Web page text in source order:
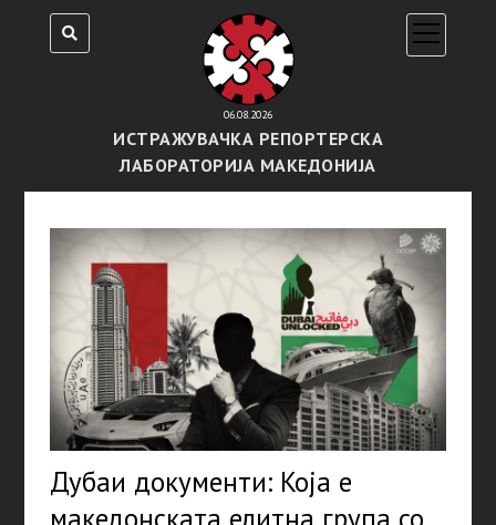
06.08.2026
ИСТРАЖУВАЧКА РЕПОРТЕРСКА
ЛАБОРАТОРИЈА МАКЕДОНИЈА
open
menu
Дубаи документи: Која е